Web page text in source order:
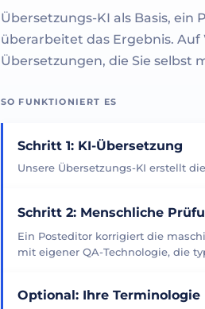
Übersetzungs-KI als Basis,
überarbeitet das Ergebnis. Auf
Übersetzungen, die Sie selbst
SO FUNKTIONIERT ES
Schritt 1: KI-Übersetzung
Unsere Übersetzungs-KI erstellt
Schritt 2: Menschliche
Ein Posteditor korrigiert die
mit eigener QA-Technologie, die
Optional: Ihre Terminologie